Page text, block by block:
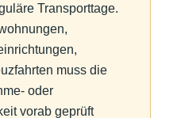
Transporttage.
muss die
oder
vorab geprüft